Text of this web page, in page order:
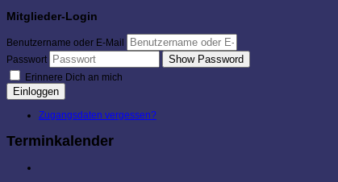
Mitglieder-Login
Benutzername oder E-Mail
Passwort
Show Password
Erinnere Dich an mich
Einloggen
Zugangsdaten vergessen?
Terminkalender